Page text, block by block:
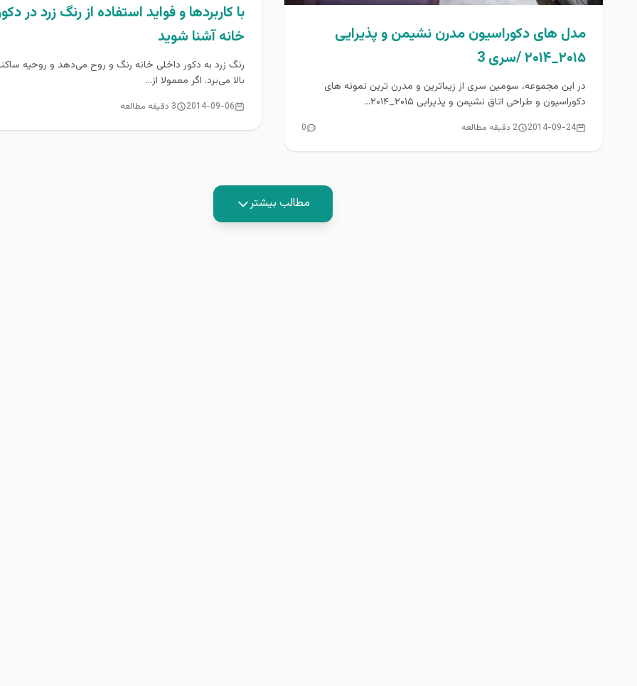
مدل های دکوراسیون مدرن نشيمن و پذیرایی
۲۰۱۵_۲۰۱۴ /سری 3
در این مجموعه، سومین سری از زیباترین و مدرن ترین نمونه های
دکوراسیون و طراحی اتاق نشیمن و پذیرایی ۲۰۱۵_۲۰۱۴...
2014-09-24 2 دقیقه مطالعه 0
با كاربردها و فوايد استفاده از رنگ زرد در
خانه آشنا شويد
رنگ زرد به دکور داخلی خانه رنگ و روح می‌دهد و روحیه
بالا می‌برد. اگر معمولا از...
2014-09-06 3 دقیقه مطالعه
مطالب بیشتر